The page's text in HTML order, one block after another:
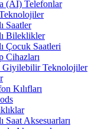
(AI) Telefonlar
Saatler
Bileklikler
Çocuk Saatleri
Cihazları
Giyilebilir Teknolojiler
Kılıfları
Saat Aksesuarları